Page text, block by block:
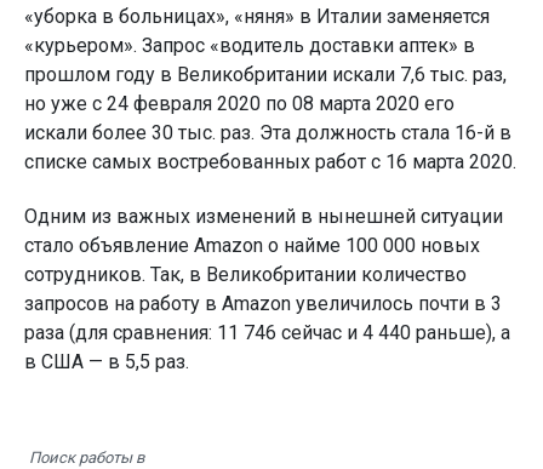
«уборка в больницах», «няня» в Италии заменяется
«курьером». Запрос «водитель доставки аптек» в
прошлом году в Великобритании искали 7,6 тыс. раз,
но уже с 24 февраля 2020 по 08 марта 2020 его
искали более 30 тыс. раз. Эта должность стала 16-й в
списке самых востребованных работ с 16 марта 2020.
Одним из важных изменений в нынешней ситуации
стало объявление Amazon о найме 100 000 новых
сотрудников. Так, в Великобритании количество
запросов на работу в Amazon увеличилось почти в 3
раза (для сравнения: 11 746 сейчас и 4 440 раньше), а
в США — в 5,5 раз.
Поиск работы в